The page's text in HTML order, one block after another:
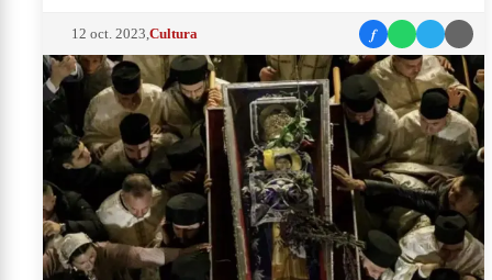
12 oct. 2023 ,Cultura f